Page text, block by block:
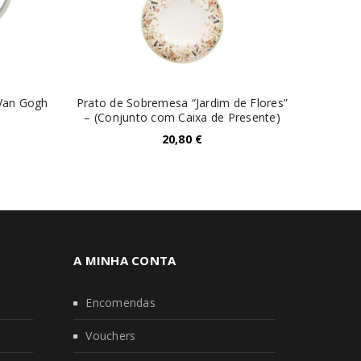
Gogh
Prato de Sobremesa “Jardim de Flores”
– (Conjunto com Caixa de Presente)
20,80 €
A MINHA CONTA
Encomendas
Vouchers